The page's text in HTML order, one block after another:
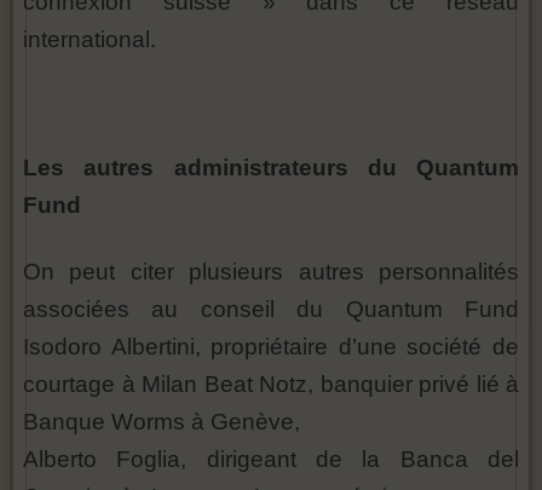
international.
Les autres administrateurs du Quantum
Fund
On peut citer plusieurs autres personnalités
associées au conseil du Quantum Fund
Isodoro Albertini, propriétaire d’une société de
courtage à Milan Beat Notz, banquier privé lié à
Banque Worms à Genève,
Alberto Foglia, dirigeant de la Banca del